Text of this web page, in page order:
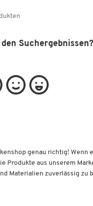
Suchergebnissen?
genau richtig! Wenn
Produkte aus unserem
Materialien zuverlässig zu